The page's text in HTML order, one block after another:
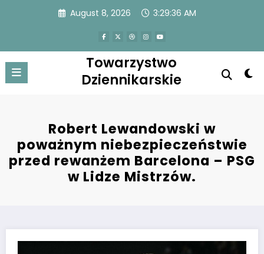
August 8, 2026 3:29:36 AM
Towarzystwo
Dziennikarskie
Robert Lewandowski w
poważnym niebezpieczeństwie
przed rewanżem Barcelona – PSG
w Lidze Mistrzów.